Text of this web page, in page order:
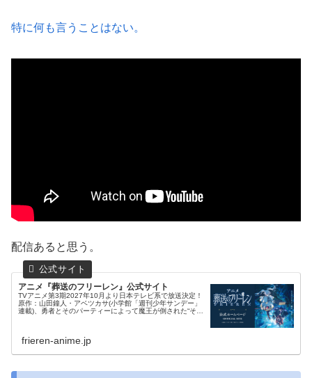
特に何も言うことはない。
配信あると思う。
アニメ『葬送のフリーレン』公式サイト
TVアニメ第3期2027年10月より日本テレビ系で放送決定！
原作：山田鐘人・アベツカサ(小学館「週刊少年サンデー」
連載)、勇者とそのパーティーによって魔王が倒された“その
frieren-anime.jp